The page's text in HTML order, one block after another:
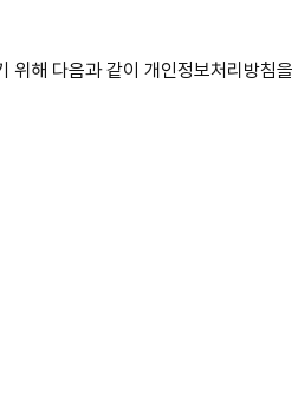
위해 다음과 같이 개인정보처리방침을